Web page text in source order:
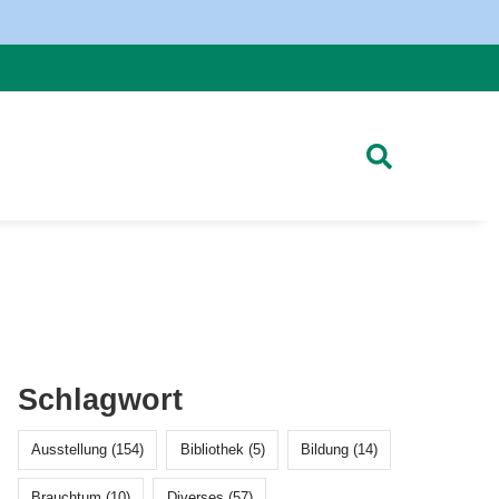
Schlagwort
Ausstellung (154) Bibliothek (5) Bildung (14)